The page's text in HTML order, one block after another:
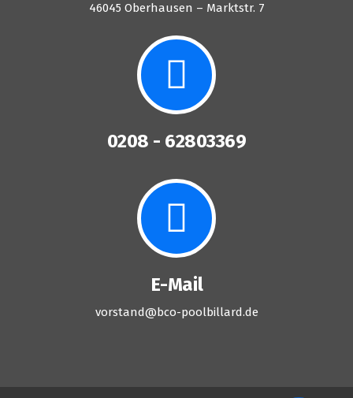
46045 Oberhausen – Marktstr. 7
0208 - 62803369
E-Mail
vorstand@bco-poolbillard.de